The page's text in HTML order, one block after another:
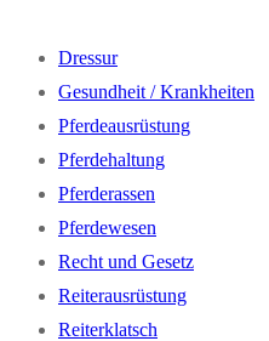
Dressur
Gesundheit / Krankheiten
Pferdeausrüstung
Pferdehaltung
Pferderassen
Pferdewesen
Recht und Gesetz
Reiterausrüstung
Reiterklatsch